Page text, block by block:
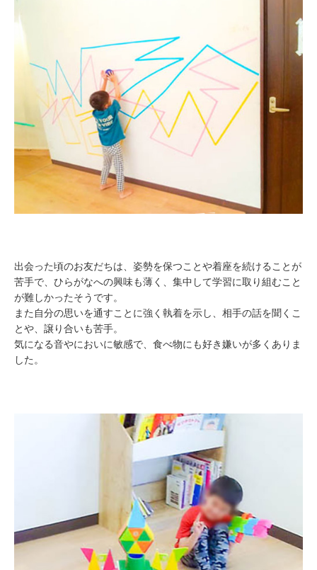
出会った頃のお友だちは、姿勢を保つことや着座を続けることが
苦手で、ひらがなへの興味も薄く、集中して学習に取り組むこと
が難しかったそうです。
また自分の思いを通すことに強く執着を示し、相手の話を聞くこ
とや、譲り合いも苦手。
気になる音やにおいに敏感で、食べ物にも好き嫌いが多くありま
した。